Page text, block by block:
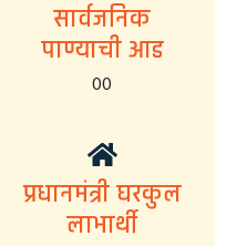
सार्वजनिक
पाण्याची आड
00
प्रधानमंत्री घरकुल
लाभार्थी